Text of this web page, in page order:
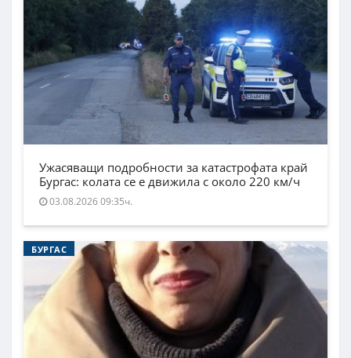
Ужасяващи подробности за катастрофата край
Бургас: колата се е движила с около 220 км/ч
03.08.2026 09:35ч.
БУРГАС